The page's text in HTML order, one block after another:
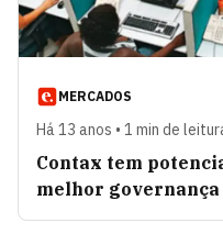
MERCADOS
Há 13 anos • 1 min de
Contax tem
melhor governança